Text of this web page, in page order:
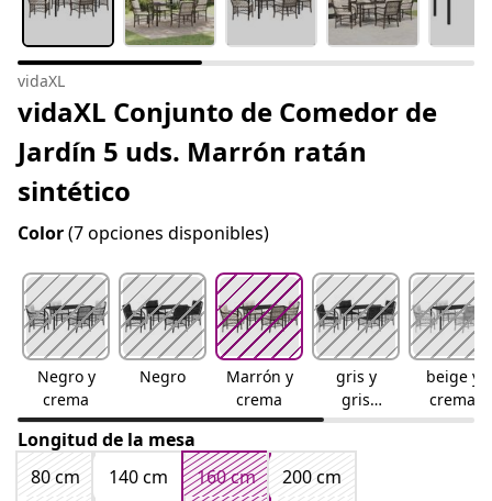
vidaXL
vidaXL Conjunto de Comedor de
Jardín 5 uds. Marrón ratán
sintético
Color(7 opciones disponibles)
Negro y
crema
Negro
Marrón y
crema
gris y
gris
oscuro
beige y
crema
Longitud de la mesa
80 cm
140 cm 160 cm
200 cm